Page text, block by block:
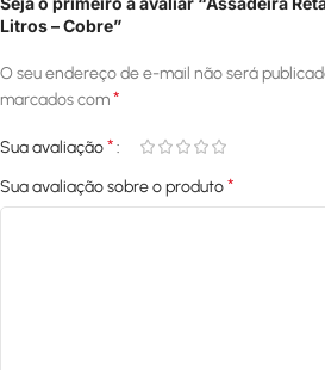
Litros – Cobre”
O seu endereço de e-mail não será
marcados com*
Sua avaliação*
Sua avaliação sobre o produto*